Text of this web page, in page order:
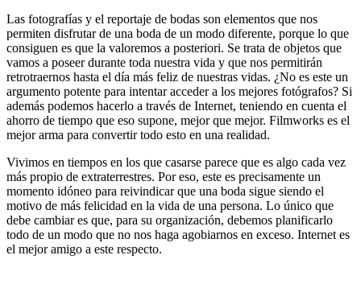
Las fotografías y el reportaje de bodas son elementos que nos
permiten disfrutar de una boda de un modo diferente, porque lo que
consiguen es que la valoremos a posteriori. Se trata de objetos que
vamos a poseer durante toda nuestra vida y que nos permitirán
retrotraernos hasta el día más feliz de nuestras vidas. ¿No es este un
argumento potente para intentar acceder a los mejores fotógrafos? Si
además podemos hacerlo a través de Internet, teniendo en cuenta el
ahorro de tiempo que eso supone, mejor que mejor. Filmworks es el
mejor arma para convertir todo esto en una realidad.
Vivimos en tiempos en los que casarse parece que es algo cada vez
más propio de extraterrestres. Por eso, este es precisamente un
momento idóneo para reivindicar que una boda sigue siendo el
motivo de más felicidad en la vida de una persona. Lo único que
debe cambiar es que, para su organización, debemos planificarlo
todo de un modo que no nos haga agobiarnos en exceso. Internet es
el mejor amigo a este respecto.